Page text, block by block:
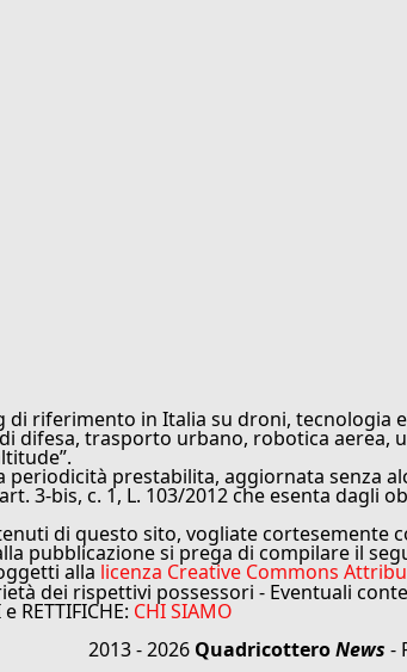
riferimento in Italia su droni, tecnologia
difesa, trasporto urbano, robotica aerea,
periodicità prestabilita, aggiornata senza
3-bis, c. 1, L. 103/2012 che esenta dagli
di questo sito, vogliate cortesemente
pubblicazione si prega di compilare il
alla licenza Creative Commons
dei rispettivi possessori - Eventuali
RETTIFICHE: CHI SIAMO
2013 - 2026 QuadricotteroNews -